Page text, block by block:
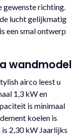
gewenste richting.
lucht gelijkmatig
een smal ontwerp
wandmodel
airco leest u
1,3 kW en
is minimaal
koelen is
2,30 kW Jaarlijks